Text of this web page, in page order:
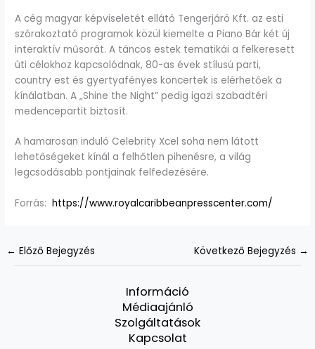
A cég magyar képviseletét ellátó Tengerjáró Kft. az esti
szórakoztató programok közül kiemelte a Piano Bár két új
interaktív műsorát. A táncos estek tematikái a felkeresett
úti célokhoz kapcsolódnak, 80-as évek stílusú parti,
country est és gyertyafényes koncertek is elérhetőek a
kínálatban. A „Shine the Night” pedig igazi szabadtéri
medencepartit biztosít.
A hamarosan induló Celebrity Xcel soha nem látott
lehetőségeket kínál a felhőtlen pihenésre, a világ
legcsodásabb pontjainak felfedezésére.
Forrás:https://www.royalcaribbeanpresscenter.com/
← Előző Bejegyzés Következő Bejegyzés →
Információ
Médiaajánló
Szolgáltatások
Kapcsolat